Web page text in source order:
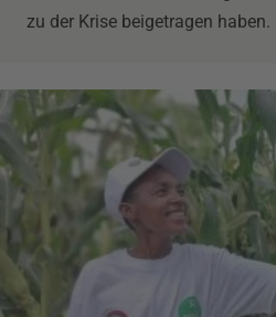
zu der Krise beigetragen haben.